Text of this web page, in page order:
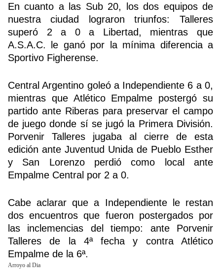
En cuanto a las Sub 20, los dos equipos de
nuestra ciudad lograron triunfos: Talleres
superó 2 a 0 a Libertad, mientras que
A.S.A.C. le ganó por la mínima diferencia a
Sportivo Figherense.
Central Argentino goleó a Independiente 6 a 0,
mientras que Atlético Empalme postergó su
partido ante Riberas para preservar el campo
de juego donde sí se jugó la Primera División.
Porvenir Talleres jugaba al cierre de esta
edición ante Juventud Unida de Pueblo Esther
y San Lorenzo perdió como local ante
Empalme Central por 2 a 0.
Cabe aclarar que a Independiente le restan
dos encuentros que fueron postergados por
las inclemencias del tiempo: ante Porvenir
Talleres de la 4ª fecha y contra Atlético
Empalme de la 6ª.
Arroyo al Dia